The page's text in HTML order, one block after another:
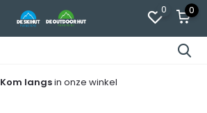
0 0
Kom langsin onze winkel